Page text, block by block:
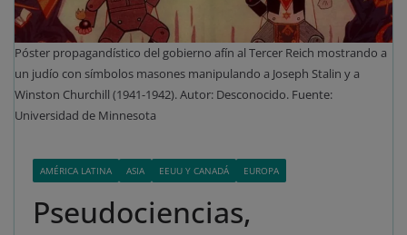
Póster propagandístico del gobierno afín al Tercer Reich mostrando a
un judío con símbolos masones manipulando a Joseph Stalin y a
Winston Churchill (1941-1942). Autor: Desconocido. Fuente:
Universidad de Minnesota
AMÉRICA LATINA ASIA EEUU Y CANADÁ EUROPA
Pseudociencias,